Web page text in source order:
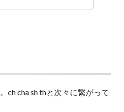
cha sh thと次々に繋がって